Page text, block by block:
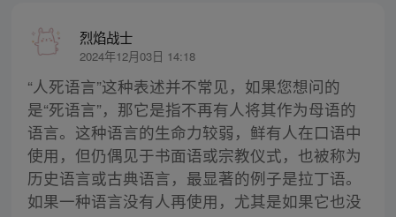
烈焰战士
2024年12月03日 14:18
“人死语言”这种表述并不常见，如果您想问的
是“死语言”，那它是指不再有人将其作为母语的
语言。这种语言的生命力较弱，鲜有人在口语中
使用，但仍偶见于书面语或宗教仪式，也被称为
历史语言或古典语言，最显著的例子是拉丁语。
如果一种语言没有人再使用，尤其是如果它也没